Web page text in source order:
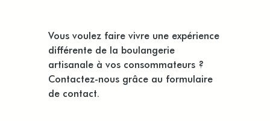
Vous voulez faire vivre une expérience
différente de la boulangerie
artisanale à vos consommateurs ?
Contactez-nous grâce au formulaire
de contact.